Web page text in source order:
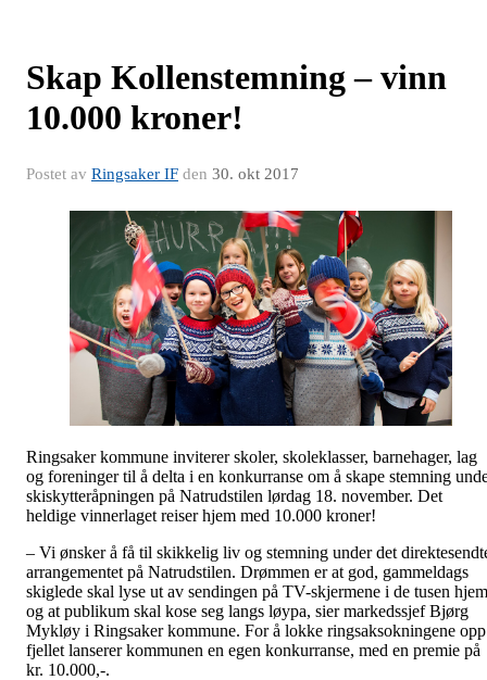
Skap Kollenstemning – vinn
10.000 kroner!
Postet av Ringsaker IF den 30. okt 2017
Ringsaker kommune inviterer skoler, skoleklasser, barnehager, lag
og foreninger til å delta i en konkurranse om å skape stemning
skiskytteråpningen på Natrudstilen lørdag 18. november. Det
heldige vinnerlaget reiser hjem med 10.000 kroner!
– Vi ønsker å få til skikkelig liv og stemning under det
arrangementet på Natrudstilen. Drømmen er at god, gammeldags
skiglede skal lyse ut av sendingen på TV-skjermene i de tusen
og at publikum skal kose seg langs løypa, sier markedssjef Bjørg
Mykløy i Ringsaker kommune. For å lokke ringsaksokningene
fjellet lanserer kommunen en egen konkurranse, med en premie på
kr. 10.000,-.